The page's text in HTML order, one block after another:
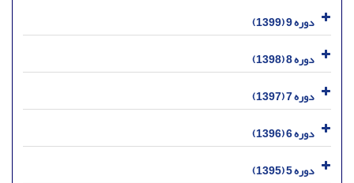
دوره 9 (1399)
دوره 8 (1398)
دوره 7 (1397)
دوره 6 (1396)
دوره 5 (1395)